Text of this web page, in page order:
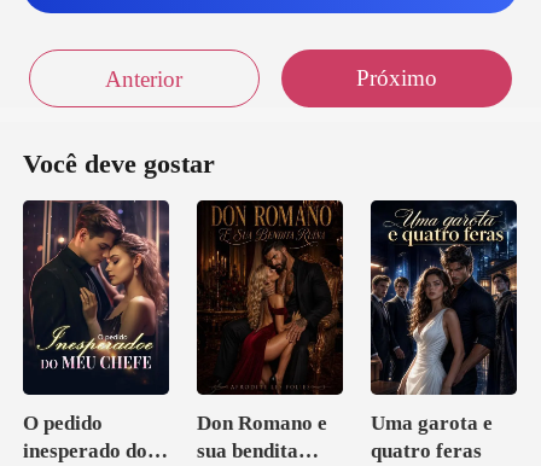
Anterior Próximo
Você deve gostar
O pedido
inesperado do
Don Romano e
sua bendita
Uma garota e
quatro feras